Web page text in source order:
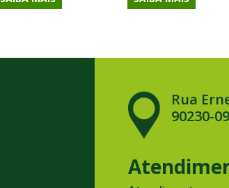
Rua
90230-